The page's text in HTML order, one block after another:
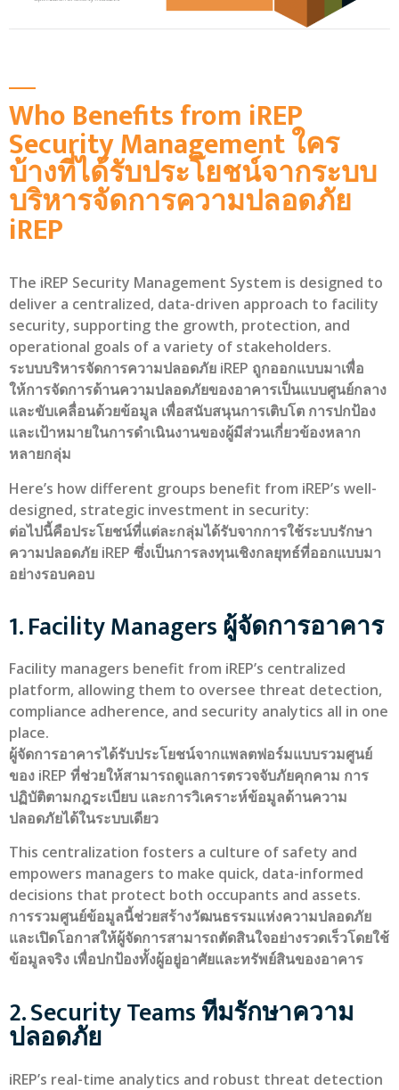
Who Benefits from iREP
Security Management ใคร
บ้างที่ได้รับประโยชน์จากระบบ
บริหารจัดการความปลอดภัย
iREP
The iREP Security Management System is designed to
deliver a centralized, data-driven approach to facility
security, supporting the growth, protection, and
operational goals of a variety of stakeholders.
ระบบบริหารจัดการความปลอดภัย iREP ถูกออกแบบมาเพื่อ
ให้การจัดการด้านความปลอดภัยของอาคารเป็นแบบศูนย์กลาง
และขับเคลื่อนด้วยข้อมูล เพื่อสนับสนุนการเติบโต การปกป้อง
และเป้าหมายในการดำเนินงานของผู้มีส่วนเกี่ยวข้องหลาก
หลายกลุ่ม
Here’s how different groups benefit from iREP’s well-
designed, strategic investment in security:
ต่อไปนี้คือประโยชน์ที่แต่ละกลุ่มได้รับจากการใช้ระบบรักษา
ความปลอดภัย iREP ซึ่งเป็นการลงทุนเชิงกลยุทธ์ที่ออกแบบมา
อย่างรอบคอบ
1. Facility Managers ผู้จัดการอาคาร
Facility managers benefit from iREP’s centralized
platform, allowing them to oversee threat detection,
compliance adherence, and security analytics all in one
place.
ผู้จัดการอาคารได้รับประโยชน์จากแพลตฟอร์มแบบรวมศูนย์
ของ iREP ที่ช่วยให้สามารถดูแลการตรวจจับภัยคุกคาม การ
ปฏิบัติตามกฎระเบียบ และการวิเคราะห์ข้อมูลด้านความ
ปลอดภัยได้ในระบบเดียว
This centralization fosters a culture of safety and
empowers managers to make quick, data-informed
decisions that protect both occupants and assets.
การรวมศูนย์ข้อมูลนี้ช่วยสร้างวัฒนธรรมแห่งความปลอดภัย
และเปิดโอกาสให้ผู้จัดการสามารถตัดสินใจอย่างรวดเร็วโดยใช้
ข้อมูลจริง เพื่อปกป้องทั้งผู้อยู่อาศัยและทรัพย์สินของอาคาร
2. Security Teams ทีมรักษาความ
ปลอดภัย
iREP’s real-time analytics and robust threat detection